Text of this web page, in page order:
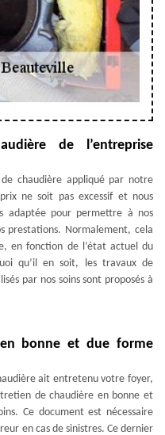
de l’entreprise
chaudière appliqué par notre
ne soit pas excessif et nous
adaptée pour permettre à nos
prestations. Normalement, cela
en fonction de l’état actuel du
qu’il en soit, les travaux de
par nos soins sont proposés à
bonne et due forme
ait entretenu votre foyer,
de chaudière en bonne et
Ce document est nécessaire
en cas de sinistres. Ce dernier